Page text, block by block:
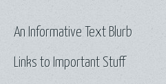
Links to Important Stuff
An Informative Text Blurb